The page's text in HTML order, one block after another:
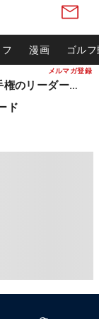
メルマガ登録
漫画 ゴル
松山英樹ら出場 ウィンダム選手権のリーダーボード
ド